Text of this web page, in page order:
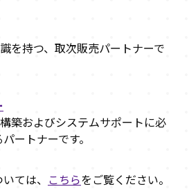
を持つ、取次販売パートナーで
築およびシステムサポートに必
ートナーです。
ては、 こちらをご覧ください。